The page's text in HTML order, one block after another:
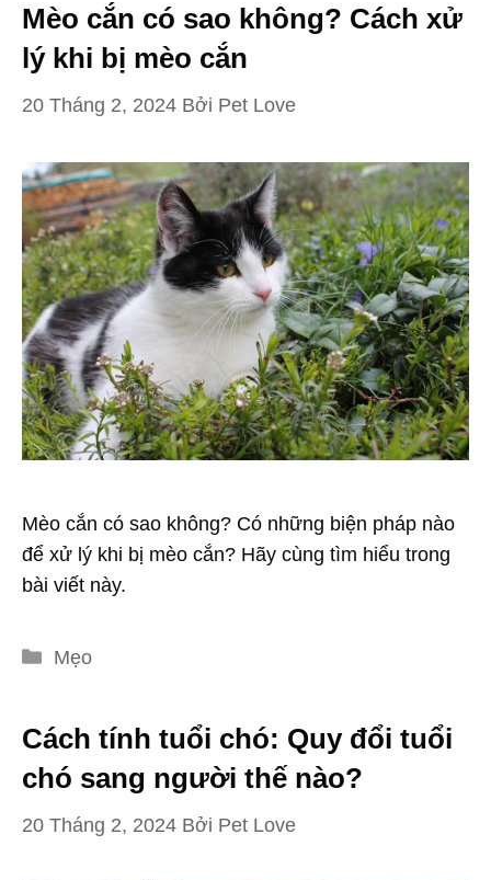
Mèo cắn có sao không? Cách xử
lý khi bị mèo cắn
20 Tháng 2, 2024 Bởi Pet Love
Mèo cắn có sao không? Có những biện pháp nào
để xử lý khi bị mèo cắn? Hãy cùng tìm hiểu trong
bài viết này.
Danh
Mẹo
Cách tính tuổi chó: Quy đổi tuổi
chó sang người thế nào?
20 Tháng 2, 2024 Bởi Pet Love